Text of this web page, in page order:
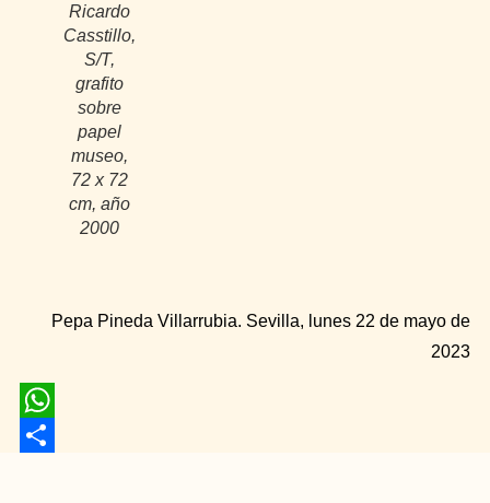
Ricardo
Casstillo,
S/T,
grafito
sobre
papel
museo,
72 x 72
cm, año
2000
Pepa Pineda Villarrubia. Sevilla, lunes 22 de mayo de
2023
WhatsApp